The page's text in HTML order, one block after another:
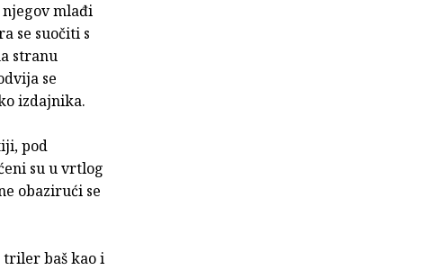
njegov mlađi
se suočiti s
stranu
se
izdajnika.
pod
su u vrtlog
obazirući se
triler baš kao i